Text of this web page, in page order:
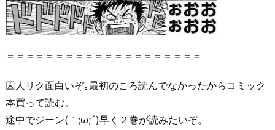
＝＝＝＝＝＝＝＝＝＝＝＝＝＝＝＝＝＝＝＝
囚人リク面白いぞ｡最初のころ読んでなかったからコミック
本買って読む。
途中でジーン(｀;ω;´)早く２巻が読みたいぞ。